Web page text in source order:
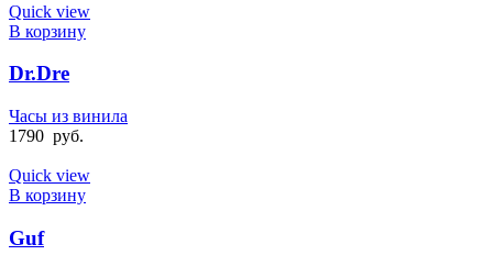
Quick view
В корзину
Dr.Dre
Часы из винила
1790 руб.
Quick view
В корзину
Guf